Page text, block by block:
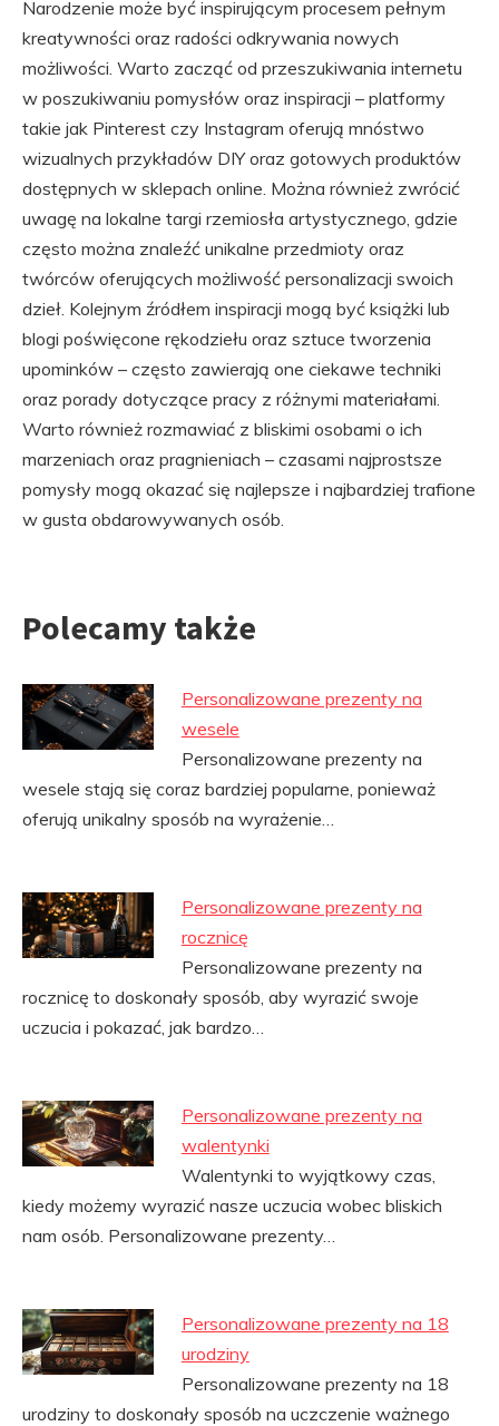
Narodzenie może być inspirującym procesem pełnym
kreatywności oraz radości odkrywania nowych
możliwości. Warto zacząć od przeszukiwania internetu
w poszukiwaniu pomysłów oraz inspiracji – platformy
takie jak Pinterest czy Instagram oferują mnóstwo
wizualnych przykładów DIY oraz gotowych produktów
dostępnych w sklepach online. Można również zwrócić
uwagę na lokalne targi rzemiosła artystycznego, gdzie
często można znaleźć unikalne przedmioty oraz
twórców oferujących możliwość personalizacji swoich
dzieł. Kolejnym źródłem inspiracji mogą być książki lub
blogi poświęcone rękodziełu oraz sztuce tworzenia
upominków – często zawierają one ciekawe techniki
oraz porady dotyczące pracy z różnymi materiałami.
Warto również rozmawiać z bliskimi osobami o ich
marzeniach oraz pragnieniach – czasami najprostsze
pomysły mogą okazać się najlepsze i najbardziej trafione
w gusta obdarowywanych osób.
Polecamy także
Personalizowane prezenty na
wesele
Personalizowane prezenty na
wesele stają się coraz bardziej popularne, ponieważ
oferują unikalny sposób na wyrażenie…
Personalizowane prezenty na
rocznicę
Personalizowane prezenty na
rocznicę to doskonały sposób, aby wyrazić swoje
uczucia i pokazać, jak bardzo…
Personalizowane prezenty na
walentynki
Walentynki to wyjątkowy czas,
kiedy możemy wyrazić nasze uczucia wobec bliskich
nam osób. Personalizowane prezenty…
Personalizowane prezenty na 18
urodziny
Personalizowane prezenty na 18
urodziny to doskonały sposób na uczczenie ważnego